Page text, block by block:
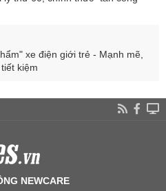
xe điện giới trẻ - Mạnh mẽ,
kiệm
NEWCARE